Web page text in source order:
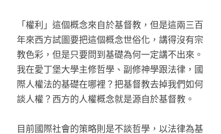
「權利」這個概念來自於基督教，但是這兩三百
年來西方試圖要把這個概念世俗化，講得沒有宗
教色彩，但是只要問到基礎為何一定講不出來。
我在愛丁堡大學主修哲學、副修神學跟法律，國
際人權法的基礎在哪裡？把基督教去掉我們如何
談人權？西方的人權概念就是源自於基督教。
目前國際社會的策略則是不談哲學，以法律為基